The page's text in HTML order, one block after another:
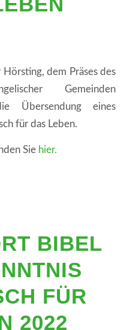
dem Präses des
Gemeinden
Übersendung eines
für das Leben.
Sie hier.
BIBEL U
Z
FÜR D